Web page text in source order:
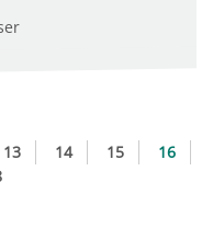
13 14 15
16